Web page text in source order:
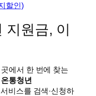
할인)
원금, 이
에서 한 번에 찾는
온통청년
비스를 검색·신청하